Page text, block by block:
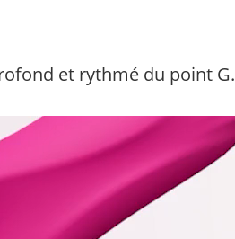
et rythmé du point G.